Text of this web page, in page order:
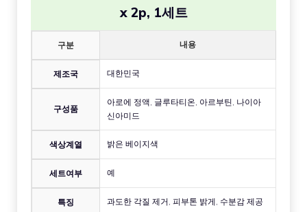
x 2p, 1세트
구분 내용
제조국 대한민국
구성품
아로에 정액, 글루타티온, 아르부틴, 나이아
신아미드
색상계열 밝은 베이지색
세트여부 예
특징 과도한 각질 제거, 피부톤 밝게, 수분감 제공